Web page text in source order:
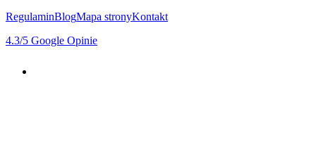
RegulaminBlogMapa stronyKontakt
4.3/5 Google Opinie